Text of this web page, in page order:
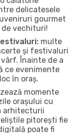
delicatesele
gourmet
de vechituri!
multe
și festivaluri
Înainte de a
ce evenimente
în oraș.
momente
orașului cu
arhitecturii
pitorești fie
poate fi